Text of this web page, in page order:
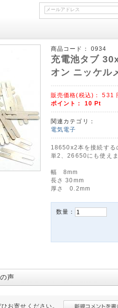
商品コード： 0934
充電池タブ
オン ニッケル
販売価格(税込)：531
ポイント： 10Pt
関連カテゴリ：
電気電子
18650x2本を接続する
単2、26650にも使えま
幅 8mm
長さ 30mm
厚さ 0.2mm
数量：
声
お寄せください。